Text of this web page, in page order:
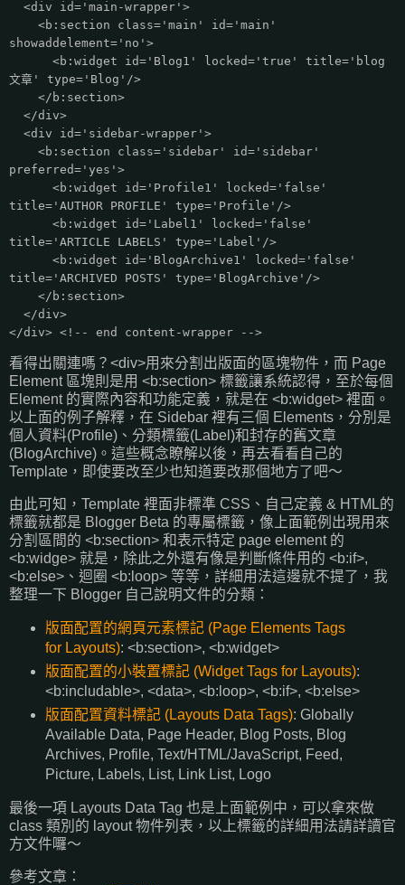
<div id='main-wrapper'>
<b:section class='main' id='main'
showaddelement='no'>
<b:widget id='Blog1' locked='true' title='blog
文章' type='Blog'/>
</b:section>
</div>
<div id='sidebar-wrapper'>
<b:section class='sidebar' id='sidebar'
preferred='yes'>
<b:widget id='Profile1' locked='false'
title='AUTHOR PROFILE' type='Profile'/>
<b:widget id='Label1' locked='false'
title='ARTICLE LABELS' type='Label'/>
<b:widget id='BlogArchive1' locked='false'
title='ARCHIVED POSTS' type='BlogArchive'/>
</b:section>
</div>
</div> <!-- end content-wrapper -->
看得出關連嗎？<div>用來分割出版面的區塊物件，而 Page
Element 區塊則是用 <b:section> 標籤讓系統認得，至於每個
Element 的實際內容和功能定義，就是在 <b:widget> 裡面。
以上面的例子解釋，在 Sidebar 裡有三個 Elements，分別是
個人資料(Profile)、分類標籤(Label)和封存的舊文章
(BlogArchive)。這些概念瞭解以後，再去看看自己的
Template，即使要改至少也知道要改那個地方了吧～
由此可知，Template 裡面非標準 CSS、自己定義 & HTML的
標籤就都是 Blogger Beta 的專屬標籤，像上面範例出現用來
分割區間的 <b:section> 和表示特定 page element 的
<b:widge> 就是，除此之外還有像是判斷條件用的 <b:if>,
<b:else>、迴圈 <b:loop> 等等，詳細用法這邊就不提了，我
整理一下 Blogger 自己說明文件的分類：
版面配置的網頁元素標記 (Page Elements Tags
for Layouts): <b:section>, <b:widget>
版面配置的小裝置標記 (Widget Tags for Layouts):
<b:includable>, <data>, <b:loop>, <b:if>, <b:else>
版面配置資料標記 (Layouts Data Tags): Globally
Available Data, Page Header, Blog Posts, Blog
Archives, Profile, Text/HTML/JavaScript, Feed,
Picture, Labels, List, Link List, Logo
最後一項 Layouts Data Tag 也是上面範例中，可以拿來做
class 類別的 layout 物件列表，以上標籤的詳細用法請詳讀官
方文件囉～
參考文章：